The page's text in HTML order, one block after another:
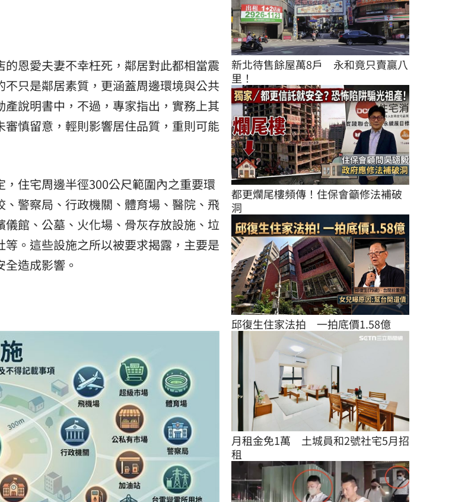
恩愛夫妻不幸枉死，鄰居對此都相當震
只是鄰居素質，更涵蓋周邊環境與公共
產說明書中，不過，專家指出，實務上其
慎留意，輕則影響居住品質，重則可能
住宅周邊半徑300公尺範圍內之重要環
警察局、行政機關、體育場、醫院、飛
館、公墓、火化場、骨灰存放設施、垃
。這些設施之所以被要求揭露，主要是
造成影響。
新北待售餘屋萬8戶　永和竟只賣贏八
里！
都更爛尾樓頻傳！住保會籲修法補破
洞
邱復生住家法拍　一拍底價1.58億
月租金免1萬　土城員和2號社宅5月招
租